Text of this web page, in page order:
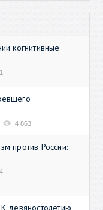
когнитивные
4 863
против России:
девяностолетию